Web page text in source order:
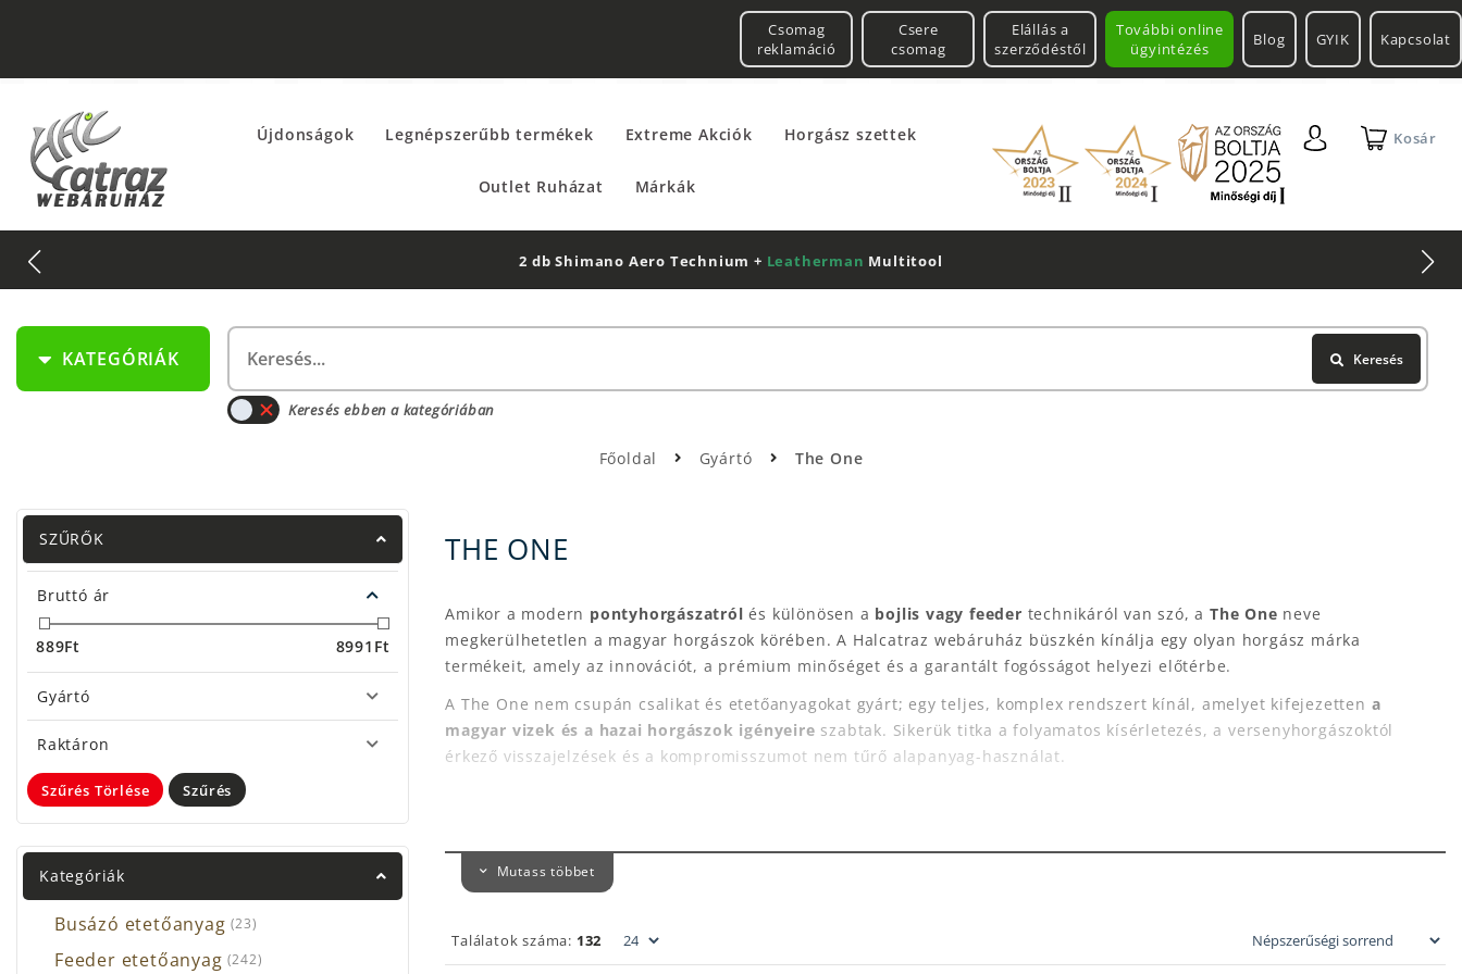
További online
ügyintézés
Csomag
reklamáció
Csere
csomag
Elállás a
szerződéstől
Blog GYIK Kapcsolat
Újdonságok Legnépszerűbb termékek Extreme Akciók Horgász szettek
Outlet Ruházat Márkák
Kosár
2 db Shimano Aero Technium + Leatherman Multitool
KATEGÓRIÁK Keresés
Keresés ebben a kategóriában
Főoldal Gyártó The One
SZŰRŐK
Bruttó ár
889Ft Ft
8991
Gyártó
Raktáron
Szűrés Törlése Szűrés
Kategóriák
Busázó etetőanyag (23)
Feeder etetőanyag (242)
THE ONE
Amikor a modern pontyhorgászatról és különösen a bojlis vagy feeder technikáról van szó, aThe One neve
megkerülhetetlen a magyar horgászok körében. A Halcatraz webáruház büszkén kínálja egy olyan horgász márka
termékeit, amely az innovációt, a prémium minőséget és a garantált fogósságot helyezi előtérbe.
A The One nem csupán csalikat és etetőanyagokat gyárt; egy teljes, komplex rendszert kínál, amelyet kifejezetten a
magyar vizek és a hazai horgászok igényeire szabtak. Sikerük titka a folyamatos kísérletezés, a versenyhorgászoktól
érkező visszajelzések és a kompromisszumot nem tűrő alapanyag-használat.
Legyél akár hobbi horgász, akár elhivatott versenyhorgász, a The One termékeivel egy lépéssel közelebb kerülsz a
Garantált fogósság:A The One csalik és etetőanyagok egyedi aromákkal és összetevőkkel készülnek, amelyeket a
Mutass többet
Találatok száma: 132